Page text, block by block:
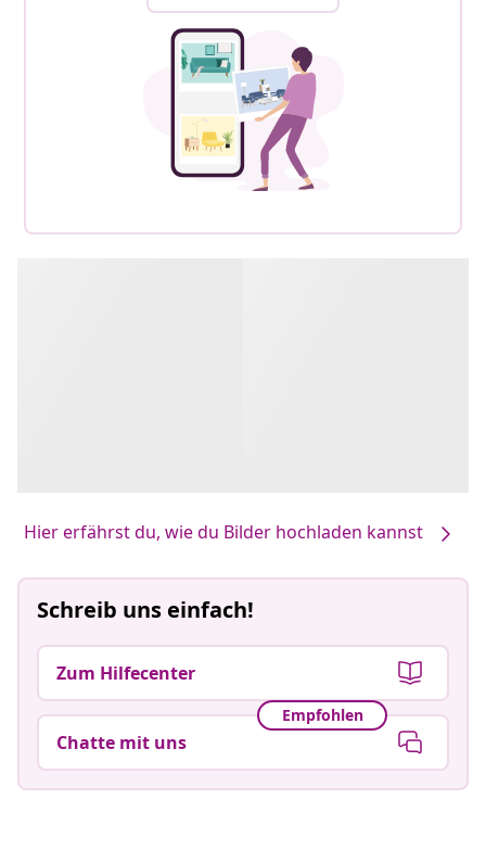
Hier erfährst du, wie du Bilder hochladen kannst
Schreib uns einfach!
Zum Hilfecenter
Empfohlen
Chatte mit uns